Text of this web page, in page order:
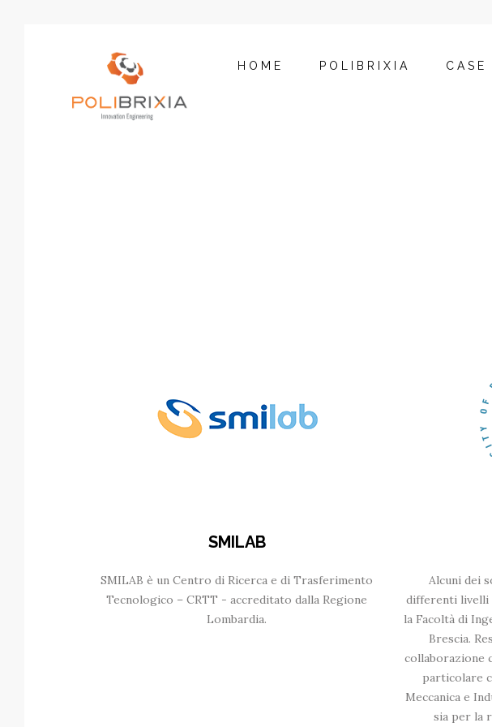
HOME POLIBRIXIA CASE
SMILAB
SMILAB è un Centro di Ricerca e di Trasferimento
Tecnologico – CRTT - accreditato dalla Regione
Lombardia.
Alcuni dei
differenti livelli
la Facoltà di
Brescia.
collaborazione
particolare
Meccanica e
sia per la